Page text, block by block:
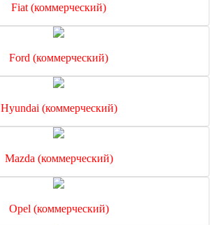
Fiat (коммерческий)
Ford (коммерческий)
Hyundai (коммерческий)
Mazda (коммерческий)
Opel (коммерческий)